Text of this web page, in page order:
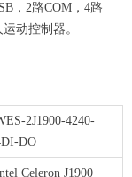
，2路COM，4路
动控制器。
2J1900-4240-
DO
Celeron J1900